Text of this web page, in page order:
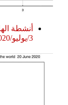
أنشطة
3/يوليو/2020م